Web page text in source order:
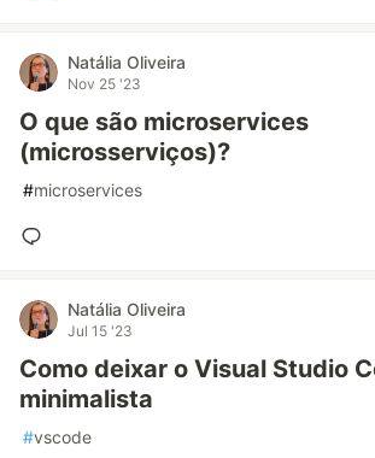
Natália Oliveira
Nov 25 '23
O que são microservices
(microsserviços)?
#microservices
Natália Oliveira
Jul 15 '23
Como deixar o Visual Studio
minimalista
#vscode